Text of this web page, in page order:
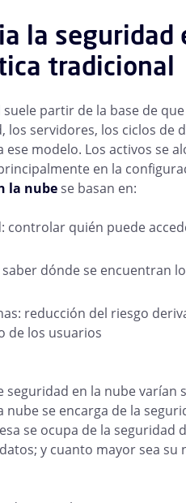
la seguridad
tradicional
partir de la base de
servidores, los ciclos de
modelo. Los activos se
en la
la nubese basan en:
controlar quién puede
dónde se encuentran
reducción del riesgo
de los usuarios
en la nube varían
nube se encarga de la
se ocupa de la seguridad
y cuanto mayor sea